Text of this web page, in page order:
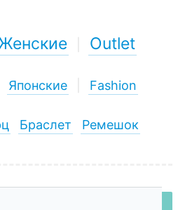
Outlet
Японские Fashion
Браслет Ремешок